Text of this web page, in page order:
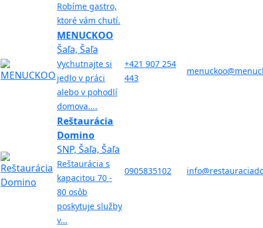
Robíme gastro,
ktoré vám chutí.
MENUCKOO
Šaľa, Šaľa
Vychutnajte si
jedlo v práci
alebo v pohodlí
domova....
+421 907 254
443
Reštaurácia
Domino
SNP, Šaľa, Šaľa
Reštaurácia s
kapacitou 70 -
80 osôb
poskytuje služby
v...
0905835102